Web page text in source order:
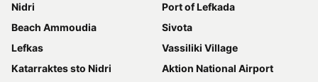
Allure Wellness Retreat
The Aigli
Elektra Hotel
Hotel Pegasos
Oscar Hotel Lefkada
Lefkada Princess
Ionis Hotel
Lefkas Petra
Nidri
Port of Lefkada
Beach Ammoudia
Sivota
Lefkas
Vassiliki Village
Katarraktes sto Nidri
Aktion National Airport